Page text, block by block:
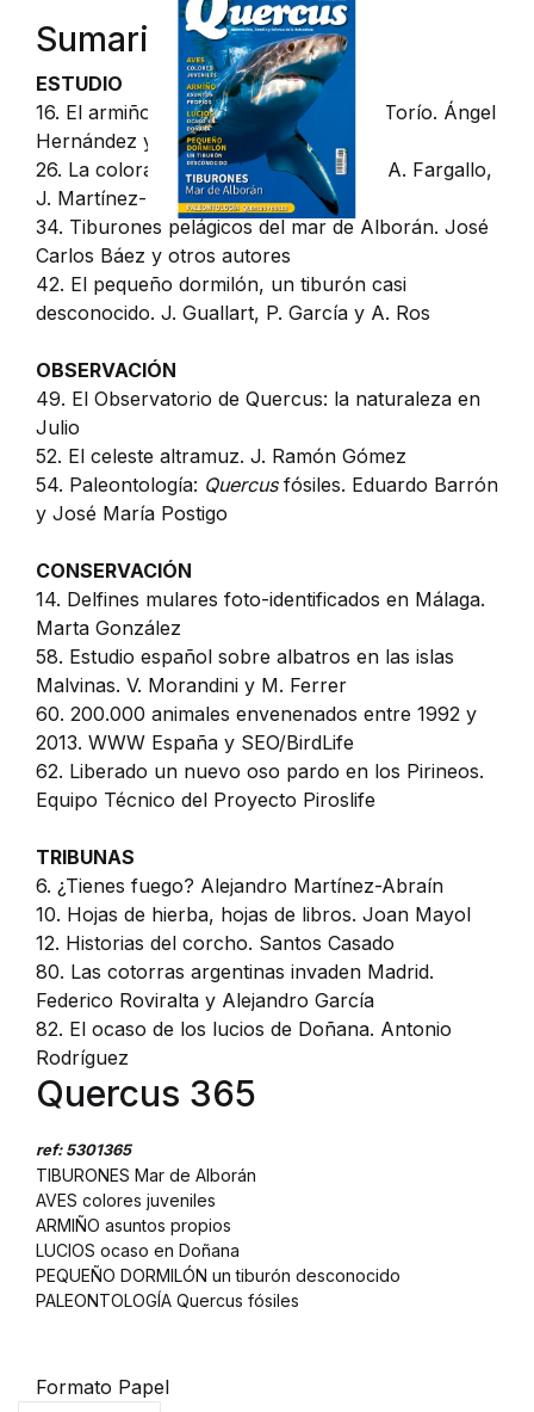
Registrarme
Crear una cuenta
La Fertilidad
Ballena Blanca
Okeanos
Mètode
Más Linneo
Sumario
ESTUDIO
16. El armiño en el valle leonés del río Torío. Ángel
Hernández y Pilar Zaldívar
26. La coloración juvenil de las aves. J.A. Fargallo,
J. Martínez-Padilla y P. Vergara
34. Tiburones pelágicos del mar de Alborán. José
Carlos Báez y otros autores
42. El pequeño dormilón, un tiburón casi
desconocido. J. Guallart, P. García y A. Ros
OBSERVACIÓN
49. El Observatorio de Quercus: la naturaleza en
Julio
52. El celeste altramuz. J. Ramón Gómez
54. Paleontología: Quercus fósiles. Eduardo Barrón
y José María Postigo
CONSERVACIÓN
14. Delfines mulares foto-identificados en Málaga.
Marta González
58. Estudio español sobre albatros en las islas
Malvinas. V. Morandini y M. Ferrer
60. 200.000 animales envenenados entre 1992 y
2013. WWW España y SEO/BirdLife
62. Liberado un nuevo oso pardo en los Pirineos.
Equipo Técnico del Proyecto Piroslife
TRIBUNAS
6. ¿Tienes fuego? Alejandro Martínez-Abraín
10. Hojas de hierba, hojas de libros. Joan Mayol
12. Historias del corcho. Santos Casado
80. Las cotorras argentinas invaden Madrid.
Federico Roviralta y Alejandro García
82. El ocaso de los lucios de Doñana. Antonio
Rodríguez
Quercus 365
ref: 5301365
TIBURONES Mar de Alborán
AVES colores juveniles
ARMIÑO asuntos propios
LUCIOS ocaso en Doñana
PEQUEÑO DORMILÓN un tiburón desconocido
PALEONTOLOGÍA Quercus fósiles
Formato Papel